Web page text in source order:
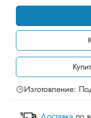
Изготовление: